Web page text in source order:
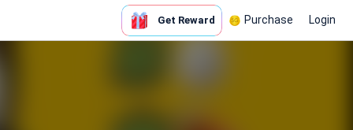
Get Reward Purchase Login